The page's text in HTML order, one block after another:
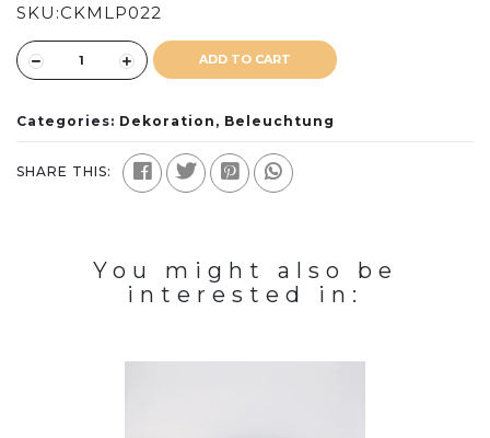
SKU:CKMLP022
ADD TO CART
Categories: Dekoration , Beleuchtung
SHARE THIS:
You might also be
interested in: